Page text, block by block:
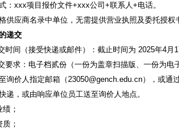
： xxx项目报价文件+xxx公司 +联系人+电话。
供应商名录中单位，无需提供营业执照及委托授权
递交
时间（接受快递或邮件）：截止时间为 2025年4月
要求：电子档贰份（一份为盖章扫描版、一份为电
询价人指定邮箱（23050@gench.edu.cn），或通
递，或由响应单位员工送至询价人地点。
；
；